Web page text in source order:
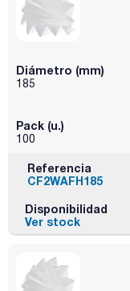
Diámetro (mm)
185
Pack (u.)
100
Referencia
CF2WAFH185
Disponibilidad
Ver stock